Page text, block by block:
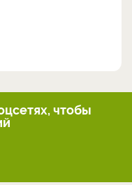
чтобы